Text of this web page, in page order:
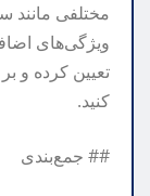
مختلفی مانند
ویژگی‌های
تعیین کرده و
کنید.
## جمع‌بندی